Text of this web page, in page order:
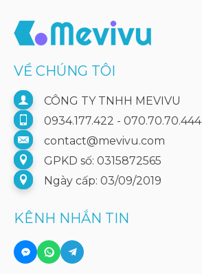
VỀ CHÚNG TÔI
CÔNG TY TNHH MEVIVU
0934.177.422 - 070.70.70.444
contact@mevivu.com
GPKD số: 0315872565
Ngày cấp: 03/09/2019
KÊNH NHẮN TIN